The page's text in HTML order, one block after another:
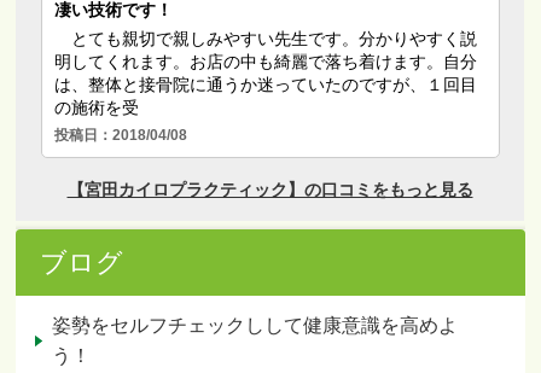
ブログ
姿勢をセルフチェックしして健康意識を高めよ
う！